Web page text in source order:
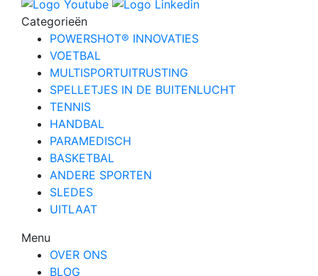
Categorieën
POWERSHOT® INNOVATIES
VOETBAL
MULTISPORTUITRUSTING
SPELLETJES IN DE BUITENLUCHT
TENNIS
HANDBAL
PARAMEDISCH
BASKETBAL
ANDERE SPORTEN
SLEDES
UITLAAT
Menu
OVER ONS
BLOG